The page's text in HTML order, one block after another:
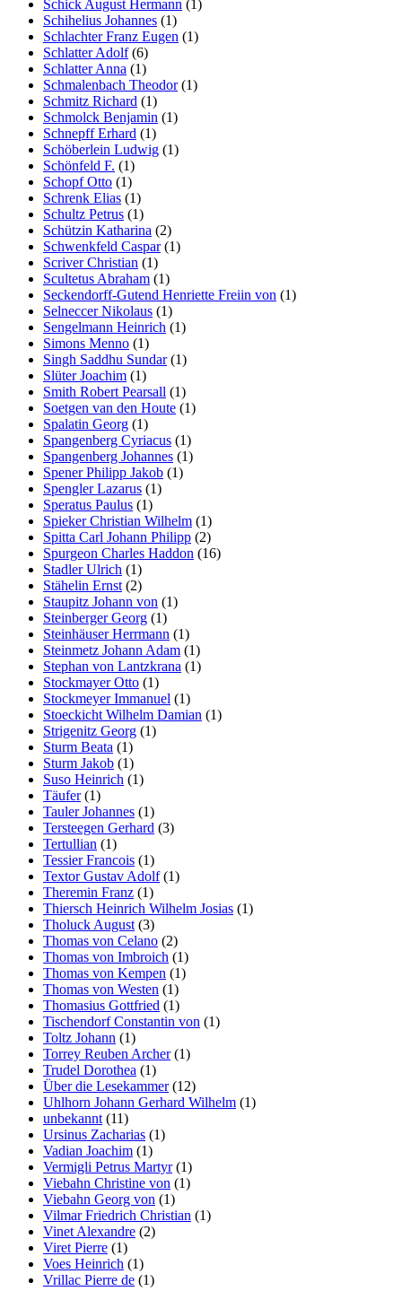
Schick August Hermann (1)
Schihelius Johannes (1)
Schlachter Franz Eugen (1)
Schlatter Adolf(6)
Schlatter Anna (1)
Schmalenbach Theodor(1)
Schmitz Richard (1)
Schmolck Benjamin (1)
Schnepff Erhard (1)
Schöberlein Ludwig (1)
Schönfeld F. (1)
Schopf Otto (1)
Schrenk Elias (1)
Schultz Petrus (1)
Schützin Katharina (2)
Schwenkfeld Caspar(1)
Scriver Christian (1)
Scultetus Abraham (1)
Seckendorff-Gutend Henriette Freiin von (1)
Selneccer Nikolaus (1)
Sengelmann Heinrich (1)
Simons Menno (1)
Singh Saddhu Sundar(1)
Slüter Joachim (1)
Smith Robert Pearsall (1)
Soetgen van den Houte (1)
Spalatin Georg (1)
Spangenberg Cyriacus (1)
Spangenberg Johannes (1)
Spener Philipp Jakob (1)
Spengler Lazarus (1)
Speratus Paulus (1)
Spieker Christian Wilhelm (1)
Spitta Carl Johann Philipp (2)
Spurgeon Charles Haddon (16)
Stadler Ulrich (1)
Stähelin Ernst (2)
Staupitz Johann von (1)
Steinberger Georg (1)
Steinhäuser Herrmann (1)
Steinmetz Johann Adam (1)
Stephan von Lantzkrana (1)
Stockmayer Otto (1)
Stockmeyer Immanuel (1)
Stoeckicht Wilhelm Damian (1)
Strigenitz Georg (1)
Sturm Beata (1)
Sturm Jakob (1)
Suso Heinrich (1)
Täufer(1)
Tauler Johannes (1)
Tersteegen Gerhard (3)
Tertullian (1)
Tessier Francois (1)
Textor Gustav Adolf(1)
Theremin Franz (1)
Thiersch Heinrich Wilhelm Josias (1)
Tholuck August (3)
Thomas von Celano (2)
Thomas von Imbroich (1)
Thomas von Kempen (1)
Thomas von Westen (1)
Thomasius Gottfried (1)
Tischendorf Constantin von (1)
Toltz Johann (1)
Torrey Reuben Archer(1)
Trudel Dorothea (1)
Über die Lesekammer(12)
Uhlhorn Johann Gerhard Wilhelm (1)
unbekannt (11)
Ursinus Zacharias (1)
Vadian Joachim (1)
Vermigli Petrus Martyr(1)
Viebahn Christine von (1)
Viebahn Georg von (1)
Vilmar Friedrich Christian (1)
Vinet Alexandre (2)
Viret Pierre (1)
Voes Heinrich (1)
Vrillac Pierre de (1)